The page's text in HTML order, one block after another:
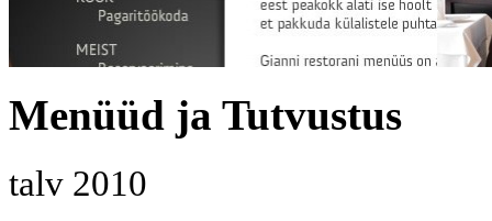
Menüüd ja Tutvustus
talv 2010